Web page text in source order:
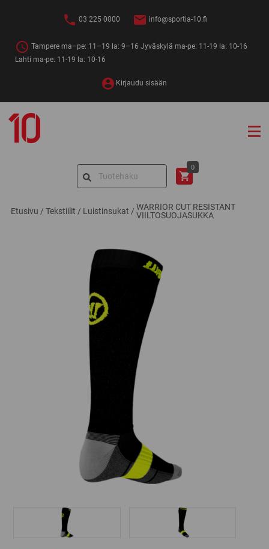
03 225 0000 info@sportia-10.fi
Tampere ma–pe: 11–19 la: 9–16 Jyväskylä ma-pe: 11-19 la: 10-16
Lahti ma-pe: 11-19 la: 10-16
Kirjaudu sisään
10
Search
0
Etusivu / Tekstiilit / Luistinsukat / WARRIOR CUT RESISTANT
VIILTOSUOJASUKKA